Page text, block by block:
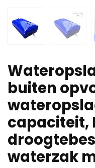
buiten
capaciteit,
waterzak